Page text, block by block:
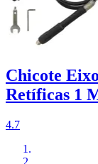
Chicote
Retíficas 1
4.7